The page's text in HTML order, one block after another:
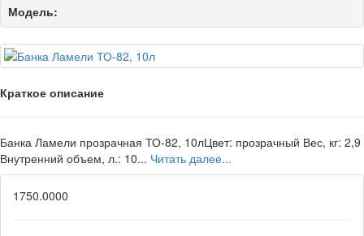
Модель:
Краткое описание
Банка Ламели прозрачная ТО-82, 10лЦвет: прозрачный Вес, кг: 2,9
Внутренний объем, л.: 10... Читать далее...
1750.0000